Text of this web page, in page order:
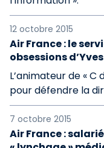
12 octobre 2015
Air France : le
obsessions
L’animateur de « C
pour défendre la
7 octobre 2015
Air France :